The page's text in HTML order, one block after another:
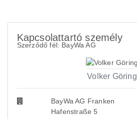
Kapcsolattartó személy
Szerződő fél: BayWa AG
Volker Göring
BayWa AG Franken
Hafenstraße 5